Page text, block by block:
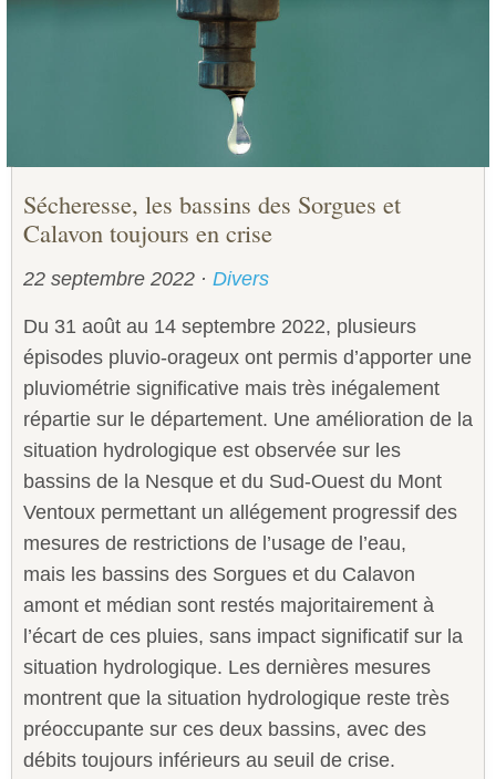
Sécheresse, les bassins des Sorgues et
Calavon toujours en crise
22 septembre 2022 · Divers
Du 31 août au 14 septembre 2022, plusieurs
épisodes pluvio-orageux ont permis d’apporter une
pluviométrie significative mais très inégalement
répartie sur le département. Une amélioration de la
situation hydrologique est observée sur les
bassins de la Nesque et du Sud-Ouest du Mont
Ventoux permettant un allégement progressif des
mesures de restrictions de l’usage de l’eau,
mais les bassins des Sorgues et du Calavon
amont et médian sont restés majoritairement à
l’écart de ces pluies, sans impact significatif sur la
situation hydrologique. Les dernières mesures
montrent que la situation hydrologique reste très
préoccupante sur ces deux bassins, avec des
débits toujours inférieurs au seuil de crise.